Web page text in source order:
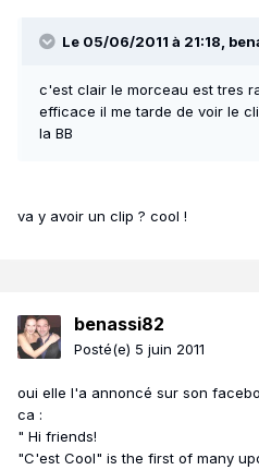
Le 05/06/2011 à 21:18,
c'est clair le morceau est tres
efficace il me tarde de voir le
la BB
va y avoir un clip ? cool !
benassi82
Posté(e) 5 juin 2011
oui elle l'a annoncé sur son
ca :
" Hi friends!
"C'est Cool" is the first of many